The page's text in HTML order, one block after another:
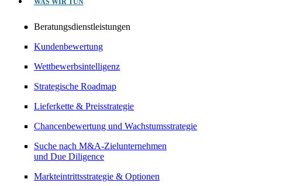
WAS WIR TUN
Beratungsdienstleistungen
Kundenbewertung
Wettbewerbsintelligenz
Strategische Roadmap
Lieferkette & Preisstrategie
Chancenbewertung und Wachstumsstrategie
Suche nach M&A-Zielunternehmen
und Due Diligence
Markteintrittsstrategie & Optionen